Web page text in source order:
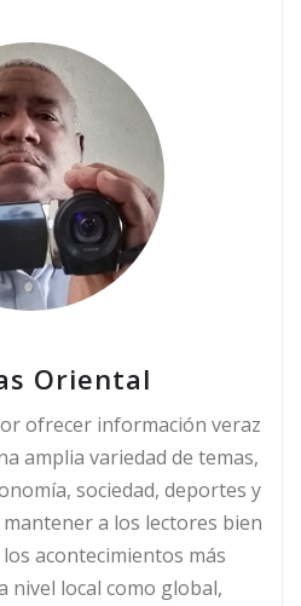
Oriental
ofrecer información veraz
amplia variedad de temas,
sociedad, deportes y
a los lectores bien
acontecimientos más
nivel local como global,